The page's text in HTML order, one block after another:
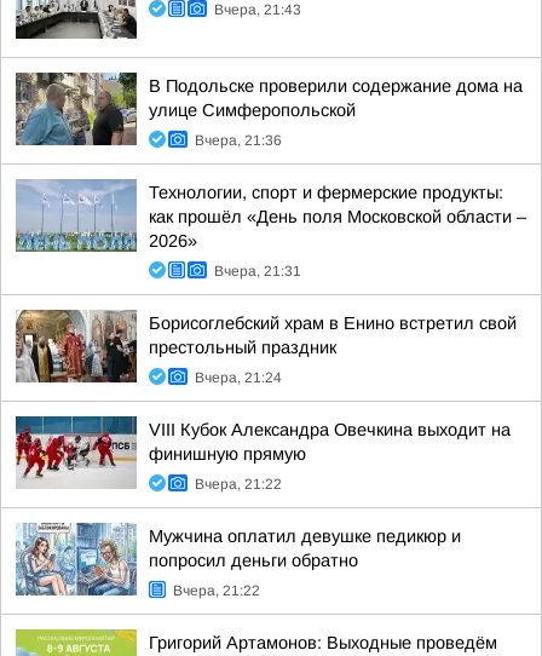
Вчера, 21:43
В Подольске проверили содержание дома на
улице Симферопольской
Вчера, 21:36
Технологии, спорт и фермерские продукты:
как прошёл «День поля Московской области –
2026»
Вчера, 21:31
Борисоглебский храм в Енино встретил свой
престольный праздник
Вчера, 21:24
VIII Кубок Александра Овечкина выходит на
финишную прямую
Вчера, 21:22
Мужчина оплатил девушке педикюр и
попросил деньги обратно
Вчера, 21:22
Григорий Артамонов: Выходные проведём